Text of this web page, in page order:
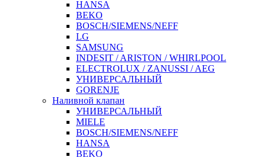
HANSA
BEKO
BOSCH/SIEMENS/NEFF
LG
SAMSUNG
INDESIT / ARISTON / WHIRLPOOL
ELECTROLUX / ZANUSSI / AEG
УНИВЕРСАЛЬНЫЙ
GORENJE
Наливной клапан
УНИВЕРСАЛЬНЫЙ
MIELE
BOSCH/SIEMENS/NEFF
HANSA
BEKO